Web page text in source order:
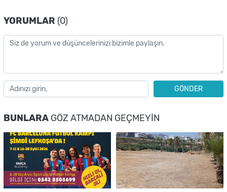
YORUMLAR (0)
GÖNDER
BUNLARA GÖZ ATMADAN GEÇMEYIN